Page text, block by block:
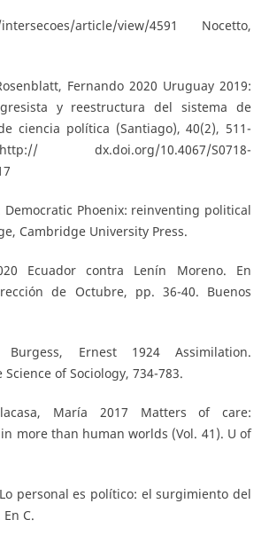
article/view/4591 Nocetto,
Fernando 2020 Uruguay 2019:
y reestructura del sistema de
ciencia política (Santiago), 40(2), 511-
dx.doi.org/10.4067/S0718-
Democratic Phoenix: reinventing political
Cambridge University Press.
Ecuador contra Lenín Moreno. En
de Octubre, pp. 36-40. Buenos
Ernest 1924 Assimilation.
of Sociology, 734-783.
María 2017 Matters of care:
more than human worlds (Vol. 41). U of
personal es político: el surgimiento del
C.